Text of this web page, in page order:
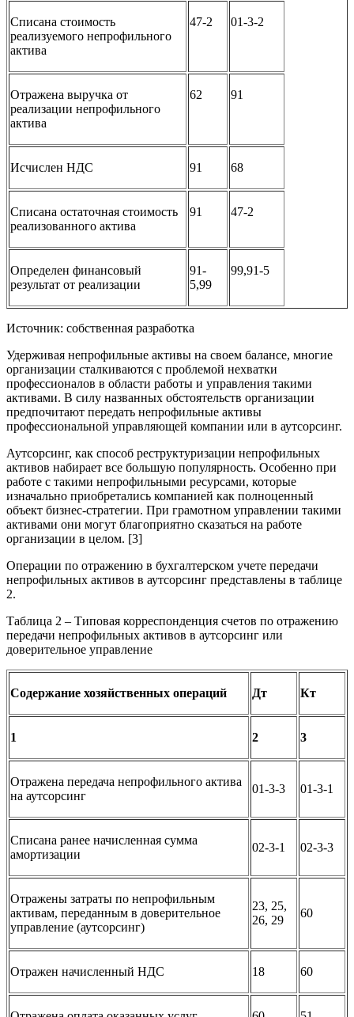
Списана стоимость
реализуемого непрофильного
актива
47-2 01-3-2
Отражена выручка от
реализации непрофильного
актива
62 91
Исчислен НДС 91 68
Списана остаточная стоимость
реализованного актива
91 47-2
Определен финансовый
результат от реализации
91-
5,99
99,91-5
Источник: собственная разработка
Удерживая непрофильные активы на своем балансе, многие
организации сталкиваются с проблемой нехватки
профессионалов в области работы и управления такими
активами. В силу названных обстоятельств организации
предпочитают передать непрофильные активы
профессиональной управляющей компании или в аутсорсинг.
Аутсорсинг, как способ реструктуризации непрофильных
активов набирает все большую популярность. Особенно при
работе с такими непрофильными ресурсами, которые
изначально приобретались компанией как полноценный
объект бизнес-стратегии. При грамотном управлении такими
активами они могут благоприятно сказаться на работе
организации в целом. [3]
Операции по отражению в бухгалтерском учете передачи
непрофильных активов в аутсорсинг представлены в таблице
2.
Таблица 2 – Типовая корреспонденция счетов по отражению
передачи непрофильных активов в аутсорсинг или
доверительное управление
Содержание хозяйственных операций Дт Кт
1 2 3
Отражена передача непрофильного актива
на аутсорсинг
01-3-3 01-3-1
Списана ранее начисленная сумма
амортизации
02-3-1 02-3-3
Отражены затраты по непрофильным
активам, переданным в доверительное
управление (аутсорсинг)
23, 25,
26, 29
60
Отражен начисленный НДС 18 60